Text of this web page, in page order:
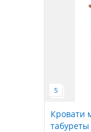
Кровати